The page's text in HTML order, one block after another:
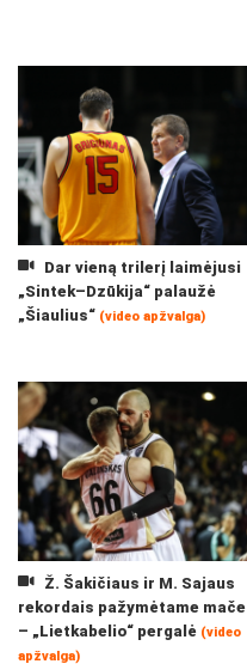
Dar vieną trilerį laimėjusi
„Sintek–Dzūkija“ palaužė
„Šiaulius“ (video apžvalga)
Ž. Šakičiaus ir M. Sajaus
rekordais pažymėtame mače
– „Lietkabelio“ pergalė (video
apžvalga)